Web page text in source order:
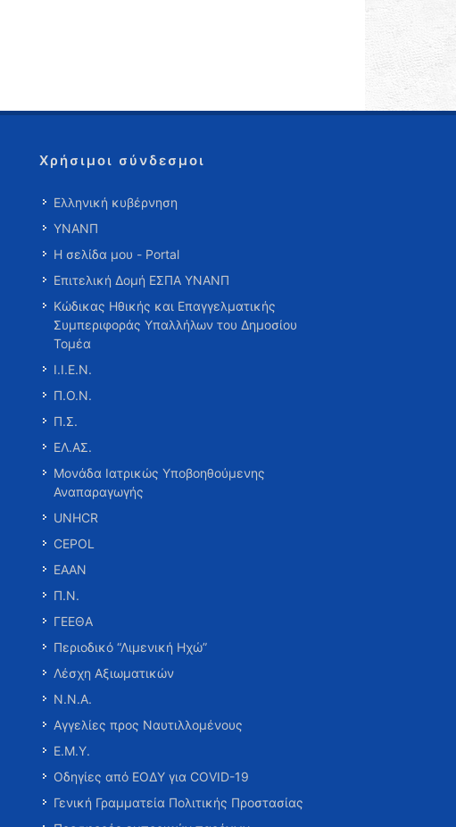
Χρήσιμοι σύνδεσμοι
Ελληνική κυβέρνηση
ΥΝΑΝΠ
Η σελίδα μου - Portal
Επιτελική Δομή ΕΣΠΑ ΥΝΑΝΠ
Κώδικας Ηθικής και Επαγγελματικής
Συμπεριφοράς Υπαλλήλων του Δημοσίου
Τομέα
Ι.Ι.Ε.Ν.
Π.Ο.Ν.
Π.Σ.
ΕΛ.ΑΣ.
Μονάδα Ιατρικώς Υποβοηθούμενης
Αναπαραγωγής
UNHCR
CEPOL
ΕΑΑΝ
Π.Ν.
ΓΕΕΘΑ
Περιοδικό “Λιμενική Ηχώ”
Λέσχη Αξιωματικών
Ν.Ν.Α.
Αγγελίες προς Ναυτιλλομένους
Ε.Μ.Υ.
Οδηγίες από ΕΟΔΥ για COVID-19
Γενική Γραμματεία Πολιτικής Προστασίας